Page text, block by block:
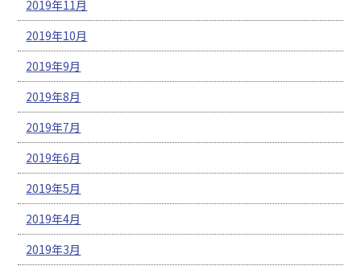
2019年11月
2019年10月
2019年9月
2019年8月
2019年7月
2019年6月
2019年5月
2019年4月
2019年3月